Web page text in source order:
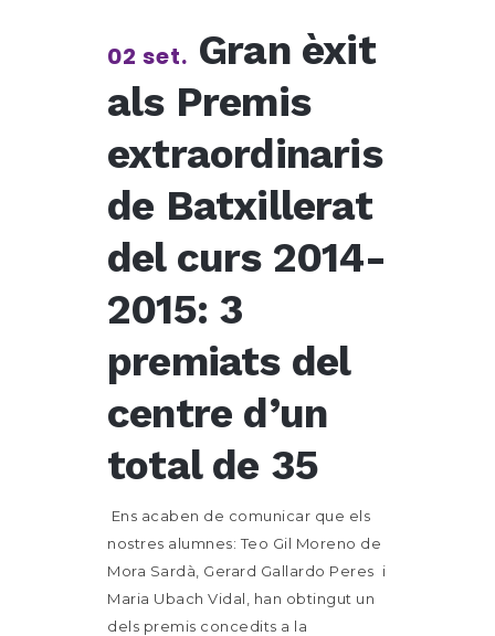
02 set. Gran èxit
als Premis
extraordinaris
de Batxillerat
del curs 2014-
2015: 3
premiats del
centre d’un
total de 35
Ens acaben de comunicar que els
nostres alumnes: Teo Gil Moreno de
Mora Sardà, Gerard Gallardo Peres i
Maria Ubach Vidal, han obtingut un
dels premis concedits a la